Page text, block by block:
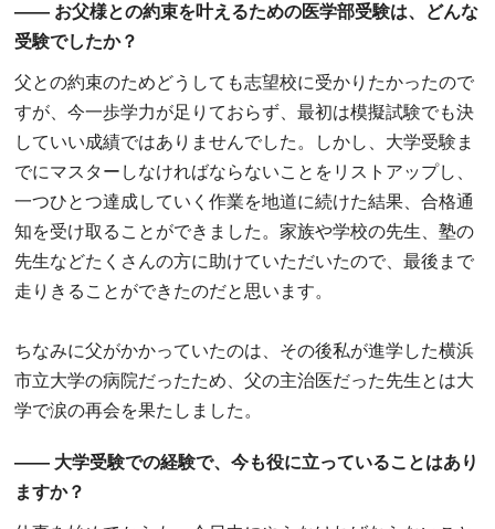
―― お父様との約束を叶えるための医学部受験は、どんな
受験でしたか？
父との約束のためどうしても志望校に受かりたかったので
すが、今一歩学力が足りておらず、最初は模擬試験でも決
していい成績ではありませんでした。しかし、大学受験ま
でにマスターしなければならないことをリストアップし、
一つひとつ達成していく作業を地道に続けた結果、合格通
知を受け取ることができました。家族や学校の先生、塾の
先生などたくさんの方に助けていただいたので、最後まで
走りきることができたのだと思います。
ちなみに父がかかっていたのは、その後私が進学した横浜
市立大学の病院だったため、父の主治医だった先生とは大
学で涙の再会を果たしました。
―― 大学受験での経験で、今も役に立っていることはあり
ますか？